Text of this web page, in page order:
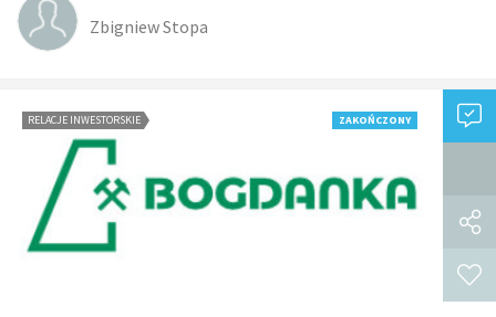
Zbigniew Stopa
RELACJE INWESTORSKIE ZAKOŃCZONY